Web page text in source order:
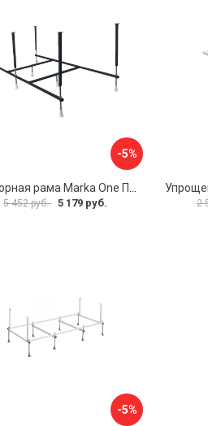
-5%
Разборная рама Marka One ПУ 160-165x75 03пу1675
5 452 руб. 5 179 руб. 2
-5%